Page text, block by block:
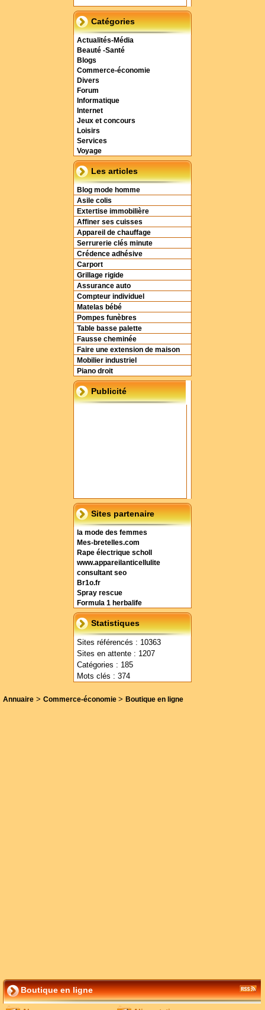
Catégories
Actualités-Média
Beauté -Santé
Blogs
Commerce-économie
Divers
Forum
Informatique
Internet
Jeux et concours
Loisirs
Services
Voyage
Les articles
Blog mode homme
Asile colis
Extertise immobilière
Affiner ses cuisses
Appareil de chauffage
Serrurerie clés minute
Crédence adhésive
Carport
Grillage rigide
Assurance auto
Compteur individuel
Matelas bébé
Pompes funèbres
Table basse palette
Fausse cheminée
Faire une extension de maison
Mobilier industriel
Piano droit
Publicité
Sites partenaire
la mode des femmes
Mes-bretelles.com
Rape électrique scholl
www.appareilanticellulite
consultant seo
Br1o.fr
Spray rescue
Formula 1 herbalife
Statistiques
Sites référencés : 10363
Sites en attente : 1207
Catégories : 185
Mots clés : 374
Annuaire > Commerce-économie > Boutique en ligne
Boutique en ligne